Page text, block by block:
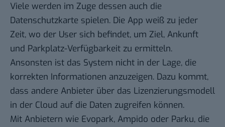
Viele werden im Zuge dessen auch die
Datenschutzkarte spielen. Die App weiß zu jeder
Zeit, wo der User sich befindet, um Ziel, Ankunft
und Parkplatz-Verfügbarkeit zu ermitteln.
Ansonsten ist das System nicht in der Lage, die
korrekten Informationen anzuzeigen. Dazu kommt,
dass andere Anbieter über das Lizenzierungsmodell
in der Cloud auf die Daten zugreifen können.
Mit Anbietern wie Evopark, Ampido oder Parku, die